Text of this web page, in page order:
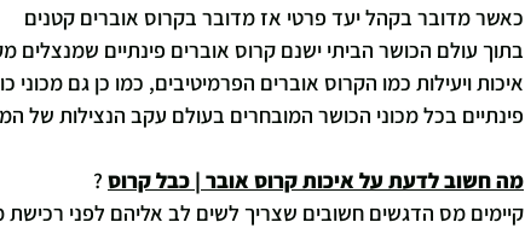
כאשר מדובר בקהל יעד פרטי אז מדובר בקרוס אוברים קטנים
בתוך עולם הכושר הביתי ישנם קרוס אוברים פינתיים שמנצלים
איכות ויעילות כמו הקרוס אוברים הפרמיטיבים, כמו כן גם
פינתיים בכל מכוני הכושר המובחרים בעולם עקב הנצילות של
מה חשוב לדעת על איכות קרוס אובר | כבל קרוס ?
קיימים מס הדגשים חשובים שצריך לשים לב אליהם לפני